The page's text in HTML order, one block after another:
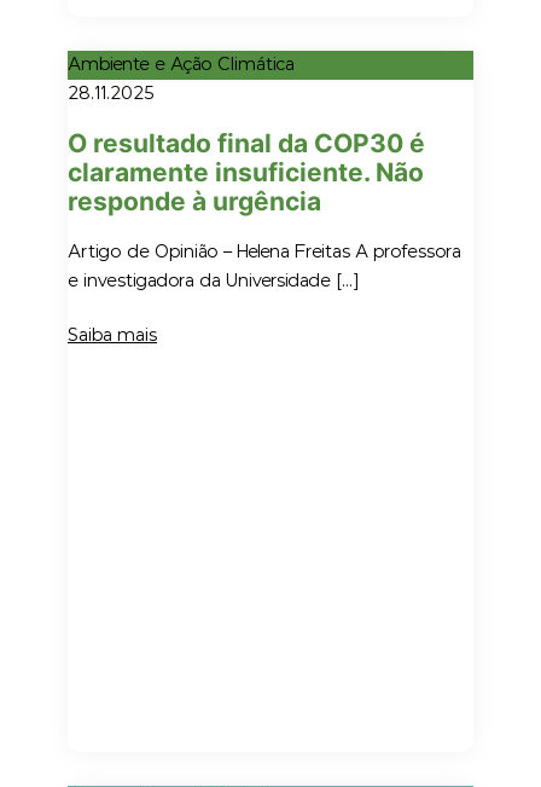
Ambiente e Ação Climática
28.11.2025
O resultado final da COP30 é
claramente insuficiente. Não
responde à urgência
Artigo de Opinião – Helena Freitas A professora
e investigadora da Universidade […]
Saiba mais